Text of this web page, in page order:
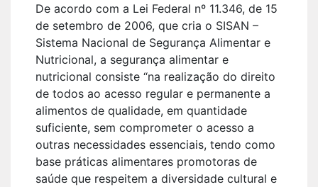
De acordo com a Lei Federal nº 11.346, de 15
de setembro de 2006, que cria o SISAN –
Sistema Nacional de Segurança Alimentar e
Nutricional, a segurança alimentar e
nutricional consiste “na realização do direito
de todos ao acesso regular e permanente a
alimentos de qualidade, em quantidade
suficiente, sem comprometer o acesso a
outras necessidades essenciais, tendo como
base práticas alimentares promotoras de
saúde que respeitem a diversidade cultural e